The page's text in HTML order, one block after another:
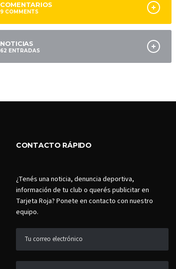
COMENTARIOS
9 COMMENTS
NOTICIAS
62 ENTRADAS
CONTACTO RÁPIDO
¿Tenés una noticia, denuncia deportiva,
información de tu club o querés publicitar en
Tarjeta Roja? Ponete en contacto con nuestro
equipo.